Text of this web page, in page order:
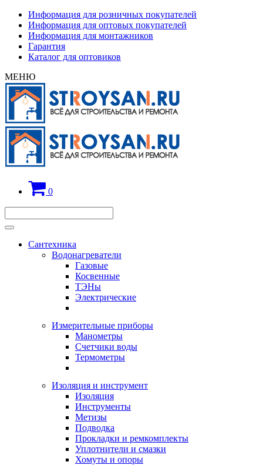
Информация для розничных покупателей
Информация для оптовых покупателей
Информация для монтажников
Гарантия
Каталог для оптовиков
МЕНЮ
0
Сантехника
Водонагреватели
Газовые
Косвенные
ТЭНы
Электрические
Измерительные приборы
Манометры
Счетчики воды
Термометры
Изоляция и инструмент
Изоляция
Инструменты
Метизы
Подводка
Прокладки и ремкомплекты
Уплотнители и смазки
Хомуты и опоры